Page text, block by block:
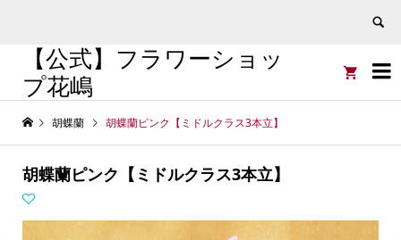

【公式】フラワーショッ
プ花嶋

胡蝶蘭 胡蝶蘭ピンク【ミドルクラス3本立】
胡蝶蘭ピンク【ミドルクラス3本立】